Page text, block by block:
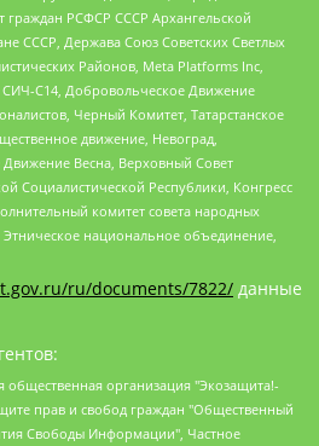
граждан РСФСР СССР Архангельской
СССР, Держава Союз Советских Светлых
Районов, Meta Platforms Inc,
СИЧ-С14, Добровольческое Движение
Черный Комитет, Татарстанское
движение, Невоград,
Весна, Верховный Совет
Социалистической Республики, Конгресс
комитет совета народных
Этническое национальное объединение,
ru/documents/7822/ данные
номер 50008295751, дата регистрации 24.02.2020), Великовский Дмитрий Александрович, Долинина Ирина Николаевна, Мароховская Алеся Алексеевна, Шлейнов Роман Юрьевич, Шмагун Олеся Валентиновна, Общество с ограниченной ответственностью "Альтаир 2021", Общество с ограниченной ответственностью "Вега 2021", Общество с ограниченной ответственностью "Главный редактор 2021", Общество с ограниченной ответственностью "Ромашки монолит", Важенков Артем Валерьевич, Ивановская областная общественная организация "Центр гендерных исследований", Гурман Юрий Альбертович, Медиапроект "ОВД-Инфо", Егоров Владимир Владимирович, Жилинский Владимир Александрович, Общество с ограниченной ответственностью "ЗП", Иванова София Юрьевна, Карезина Инна Павловна, Кильтау Екатерина Викторовна, Петров Алексей Викторович, Пискунов Сергей Евгеньевич, Смирнов Сергей Сергеевич, Тихонов Михаил Сергеевич, Общество с ограниченной ответственностью "ЖУРНАЛИСТ-ИНОСТРАННЫЙ АГЕНТ", Арапова Галина Юрьевна, Вольтская Татьяна Анатольевна, Американская компания "Mason G.E.S. Anonymous Foundation" (США), являющаяся владельцем интернет-издания https://mnews.world/, Компания "Stichting Bellingcat", зарегистрированная в Нидерландах (дата регистрации 11.07.2018), Захаров Андрей Вячеславович, Клепиковская Екатерина Дмитриевна, Общество с ограниченной ответственностью "МЕМО", Перл Роман Александрович, Симонов Евгений Алексеевич, Соловьева Елена Анатольевна, Сотников Даниил Владимирович, Сурначева Елизавета Дмитриевна, Автономная некоммерческая организация по защите прав человека и информированию населения "Якутия – Наше Мнение", Общество с ограниченной ответственностью "Москоу диджитал медиа", с 26.01.2023 Общество с ограниченной ответственностью "Чайка Белые сады", Ветошкина Валерия Валерьевна, Заговора Максим Александрович, Межрегиональное общественное движение "Российская ЛГБТ - сеть", Оленичев Максим Владимирович, Павлов Иван Юрьевич, Скворцова Елена Сергеевна, Общество с ограниченной ответственностью "Как бы инагент", Кочетков Игорь Викторович, Общество с ограниченной ответственностью "Честные выборы", Еланчик Олег Александрович, Общество с ограниченной ответственностью "Нобелевский призыв", Гималова Регина Эмилевна, Григорьев Андрей Валерьевич, Григорьева Алина Александровна, Ассоциация по содействию защите прав призывников, альтернативнослужащих и военнослужащих "Правозащитная группа "Гражданин.Армия.Право", Хисамова Регина Фаритовна, Автономная некоммерческая организация по реализации социально-правовых программ "Лилит", Дальневосточное общественное движение "Маяк", Санкт-Петербургская ЛГБТ-инициативная группа "Выход", Инициативная группа ЛГБТ+ "Реверс", Алексеев Андрей Викторович, Бекбулатова Таисия Львовна, Беляев Иван Михайлович, Владыкина Елена Сергеевна, Гельман Марат Александрович, Никульшина Вероника Юрьевна, Толоконникова Надежда Андреевна, Шендерович Виктор Анатольевич, Общество с ограниченной ответственностью "Данное сообщение", Общество с ограниченной ответственностью Издательский дом "Новая глава", Айнбиндер Александра Александровна, Московский комьюнити-центр для ЛГБТ+инициатив, Благотворительный фонд развития филантропии, Deutsche Welle (Германия, Kurt-Schumacher-Strasse 3, 53113 Bonn), Борзунова Мария Михайловна, Воробьев Виктор Викторович, Голубева Анна Львовна, Константинова Алла Михайловна, Малкова Ирина Владимировна, Мурадов Мурад Абдулгалимович, Осетинская Елизавета Николаевна, Понасенков Евгений Николаевич, Ганапольский Матвей Юрьевич, Киселев Евгений Алексеевич, Борухович Ирина Григорьевна, Дремин Иван Тимофеевич, Дубровский Дмитрий Викторович, Красноярская региональная общественная организация поддержки и развития альтернативных образовательных технологий и межкультурных коммуникаций "ИНТЕРРА", Маяковская Екатерина Алексеевна, Фейгин Марк Захарович, Филимонов Андрей Викторович, Дзугкоева Регина Николаевна, Доброхотов Роман Александрович, Дудь Юрий Александрович, Елкин Сергей Владимирович, Кругликов Кирилл Игоревич, Сабунаева Мария Леонидовна, Семенов Алексей Владимирович, Шаинян Карен Багратович, Шульман Екатерина Михайловна, Асафьев Артур Валерьевич, Вахштайн Виктор Семенович, Венедиктов Алексей Алексеевич, Лушникова Екатерина Евгеньевна, Волков Леонид Михайлович, Невзоров Александр Глебович, Пархоменко Сергей Борисович, Сироткин Ярослав Николаевич, Кара-Мурза Владимир Владимирович, Баранова Наталья Владимировна, Гозман Леонид Яковлевич, Кагарлицкий Борис Юльевич, Климарев Михаил Валерьевич, Милов Владимир Станиславович, Автономная некоммерческая организация Краснодарский центр современного искусства "Типография", Моргенштерн Алишер Тагирович, Соболь Любовь Эдуардовна, Общество с ограниченной ответственностью "ЛИЗА НОРМ", Каспаров Гарри Кимович, Ходорковский Михаил Борисович, Общество с ограниченной ответственностью "Апрельские тезисы", Данилович Ирина Брониславовна, Кашин Олег Владимирович, Петров Николай Владимирович, Пивоваров Алексей Владимирович, Соколов Михаил Владимирович, Цветкова Юлия Владимировна, Чичваркин Евгений Александрович, Комитет против пыток/Команда против пыток, Общество с ограниченной ответственностью "Первый научный", Общество с ограниченной ответственностью "Вертолет и ко", Белоцерковская Вероника Борисовна, Кац Максим Евгеньевич, Лазарева Татьяна Юрьевна, Шаведдинов Руслан Табризович, Яшин Илья Валерьевич, Общество с ограниченной ответственностью "Иноагент ААВ", Алешковский Дмитрий Петрович, Альбац Евгения Марковна, Быков Дмитрий Львович, Галямина Юлия Евгеньевна, Лойко Сергей Леонидович, Мартынов Кирилл Константинович, Медведев Сергей Александрович, Крашенинников Федор Геннадиевич, Гордеева Катерина Вл